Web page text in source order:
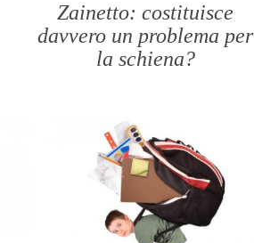
Zainetto: costituisce
davvero un problema per
la schiena?